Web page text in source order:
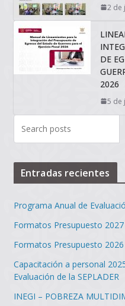
2 de
DE
2026
5 de
Entradas recientes
Programa Anual de
Formatos Presupuesto 2027
Formatos Presupuesto 2026
Capacitación a personal
Evaluación de la SEPLADER
INEGI – POBREZA